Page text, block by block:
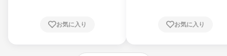
崎県、熊本県、大分県、宮崎県、鹿児島県、
お気に入り お気に入り